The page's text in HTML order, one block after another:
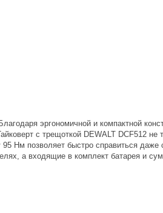
эргономичной и компактной
с трещоткой DEWALT DCF512 не
Нм позволяет быстро справиться
а входящие в комплект батарея и